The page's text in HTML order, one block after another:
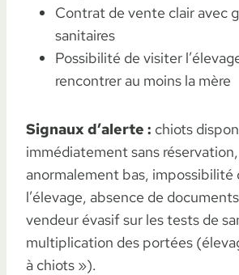
Contrat de vente clair avec
sanitaires
Possibilité de visiter
rencontrer au moins la mère
Signaux d’alerte : chiots
immédiatement sans
anormalement bas, impossibilité
l’élevage, absence de
vendeur évasif sur les tests de
multiplication des portées
à chiots »).